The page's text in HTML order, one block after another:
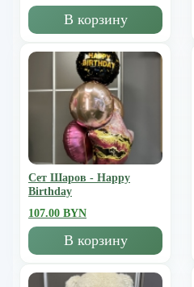
В корзину
Сет Шаров - Happy
Birthday
107.00 BYN
В корзину